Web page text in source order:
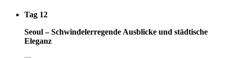
Tag 12
Seoul – Schwindelerregende Ausblicke und städtische
Eleganz